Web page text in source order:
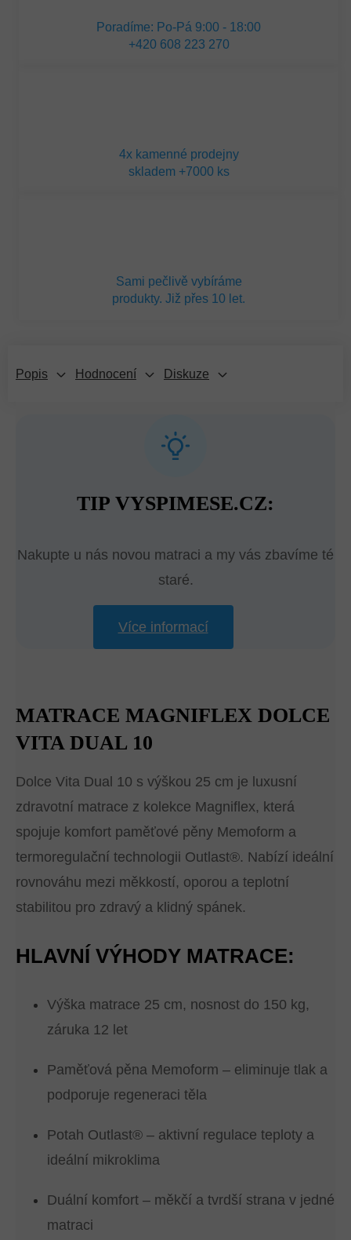
Poradíme: Po-Pá 9:00 - 18:00
+420 608 223 270
4x kamenné prodejny
skladem +7000 ks
Sami pečlivě vybíráme
produkty. Již přes 10 let.
Popis Hodnocení Diskuze
TIP VYSPIMESE.CZ:
Nakupte u nás novou matraci a my vás zbavíme té
staré.
Více informací
MATRACE MAGNIFLEX DOLCE
VITA DUAL 10
Dolce Vita Dual 10 s výškou 25 cm je luxusní
zdravotní matrace z kolekce Magniflex, která
spojuje komfort paměťové pěny Memoform a
termoregulační technologii Outlast®. Nabízí ideální
rovnováhu mezi měkkostí, oporou a teplotní
stabilitou pro zdravý a klidný spánek.
HLAVNÍ VÝHODY MATRACE:
Výška matrace 25 cm, nosnost do 150 kg,
záruka 12 let
Paměťová pěna Memoform – eliminuje tlak a
podporuje regeneraci těla
Potah Outlast® – aktivní regulace teploty a
ideální mikroklima
Duální komfort – měkčí a tvrdší strana v jedné
matraci